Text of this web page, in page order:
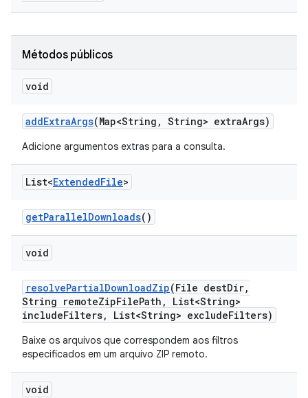
Métodos públicos
void
addExtraArgs(Map<String , String> extraArgs)
Adicione argumentos extras para a consulta.
List<ExtendedFile>
getParallelDownloads()
void
resolvePartialDownloadZip(File destDir,
String remoteZipFilePath ,
List<String>
includeFilters, List<String> excludeFilters)
Baixe os arquivos que correspondem aos filtros
especificados em um arquivo ZIP remoto.
void